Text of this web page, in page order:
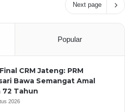
Next page
Popular
CRM Jateng: PRM
Bawa Semangat Amal
72 Tahun
2026